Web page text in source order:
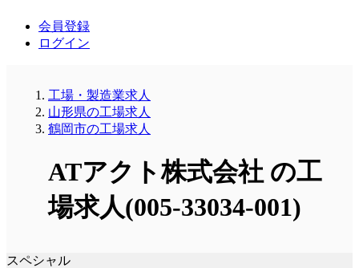
会員登録
ログイン
工場・製造業求人
山形県の工場求人
鶴岡市の工場求人
ATアクト株式会社 の工
場求人(005-33034-001)
スペシャル